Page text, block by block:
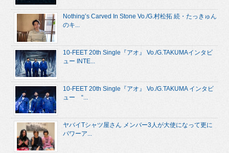
Nothing’s Carved In Stone Vo./G.村松拓 続・たっきゅん
のキ...
10-FEET 20th Single『アオ』 Vo./G.TAKUMAインタビ
ュー INTE...
10-FEET 20th Single『アオ』 Vo./G.TAKUMA インタビ
ュー “...
ヤバイTシャツ屋さん メンバー3人が大使になって更に
パワーア...